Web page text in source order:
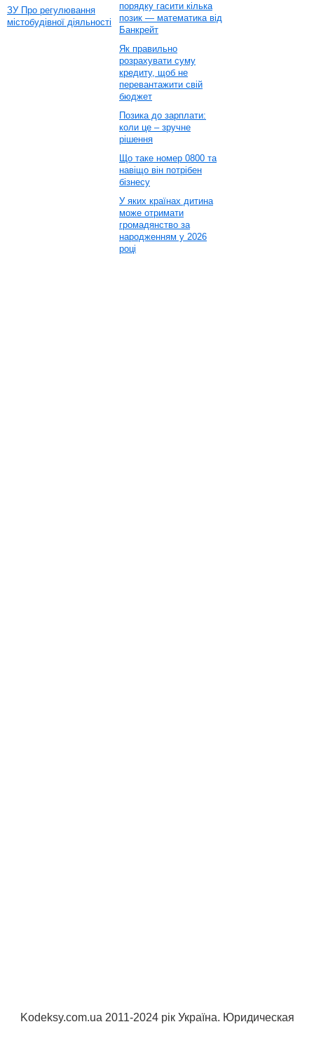
ЗУ Про регулювання
містобудівної діяльності
порядку гасити кілька
позик — математика від
Банкрейт
Як правильно
розрахувати суму
кредиту, щоб не
перевантажити свій
бюджет
Позика до зарплати:
коли це – зручне
рішення
Що таке номер 0800 та
навіщо він потрібен
бізнесу
У яких країнах дитина
може отримати
громадянство за
народженням у 2026
році
Kodeksy.com.ua 2011-2024 рік Україна. Юридическая